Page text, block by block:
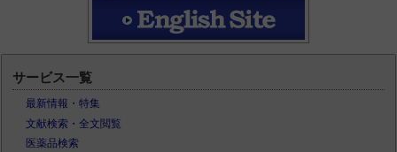
サービス一覧
最新情報・特集
文献検索・全文閲覧
医薬品検索